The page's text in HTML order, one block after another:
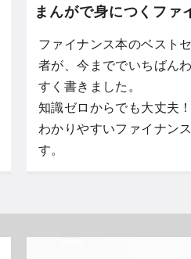
まんがで身につくファ
ファイナンス本のベスト
者が、今まででいちばん
すく書きました。
知識ゼロからでも大丈夫
わかりやすいファイナン
す。